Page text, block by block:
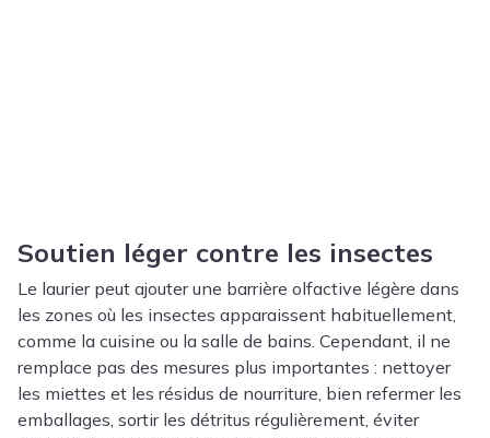
Soutien léger contre les insectes
Le laurier peut ajouter une barrière olfactive légère dans
les zones où les insectes apparaissent habituellement,
comme la cuisine ou la salle de bains. Cependant, il ne
remplace pas des mesures plus importantes : nettoyer
les miettes et les résidus de nourriture, bien refermer les
emballages, sortir les détritus régulièrement, éviter